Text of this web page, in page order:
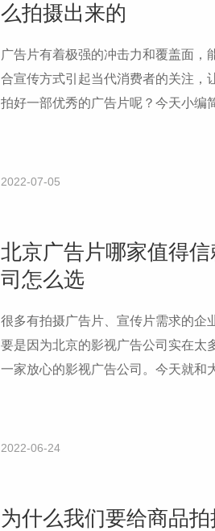
么拍摄出来的
广告片有着极强的冲击力和覆盖面，
合宣传方式引起当代消费者的关注，
拍好一部优秀的广告片呢？今天小编
2022-07-05
北京广告片哪家值得
司怎么选
很多有拍摄广告片、宣传片需求的企
要是因为北京的影视广告公司实在太
一家放心的影视广告公司。今天就和
2022-06-24
为什么我们要给商品